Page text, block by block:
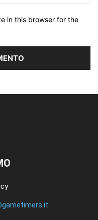
in this browser for the